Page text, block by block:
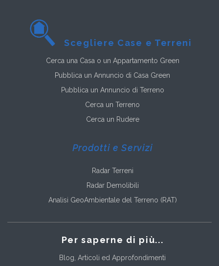
Scegliere Case e Terreni
Cerca una Casa o un Appartamento Green
Pubblica un Annuncio di Casa Green
Pubblica un Annuncio di Terreno
Cerca un Terreno
Cerca un Rudere
Prodotti e Servizi
Radar Terreni
Radar Demolibili
Analisi GeoAmbientale del Terreno (RAT)
Per saperne di più...
Blog, Articoli ed Approfondimenti